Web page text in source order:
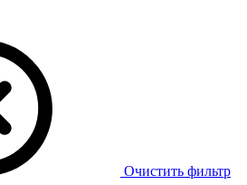
Очистить фильтр